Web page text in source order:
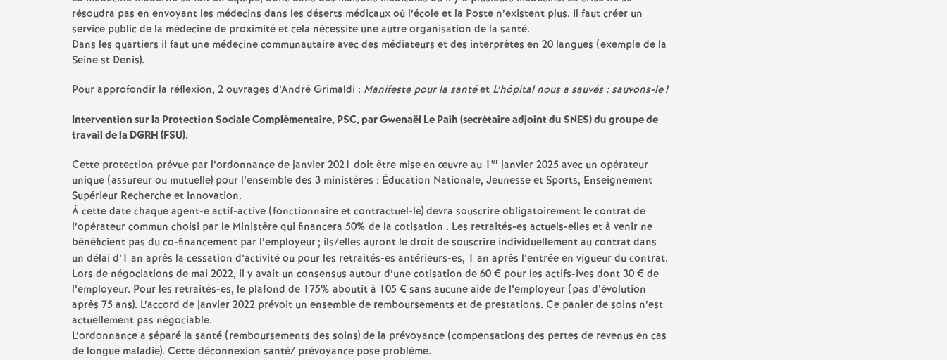
s
T
o
u
r
s
résoudra pas en envoyant les médecins dans les déserts médicaux où l’école et la Poste n’existent plus. Il faut créer un
service public de la médecine de proximité et cela nécessite une autre organisation de la santé.
Dans les quartiers il faut une médecine communautaire avec des médiateurs et des interprètes en 20 langues (exemple de la
Seine st Denis).
Pour approfondir la réflexion, 2 ouvrages d’André Grimaldi : Manifeste pour la santéet L’hôpital nous a sauvés : sauvons-le!
Intervention sur la Protection Sociale Complémentaire, PSC, par Gwenaël Le Paih (secrétaire adjoint du SNES) du groupe de
travail de la DGRH (FSU).
Cette protection prévue par l’ordonnance de janvier 2021 doit être mise en œuvre au 1er janvier 2025 avec un opérateur
unique (assureur ou mutuelle) pour l’ensemble des 3 ministères : Éducation Nationale, Jeunesse et Sports, Enseignement
Supérieur Recherche et Innovation.
À cette date chaque agent-e actif-active (fonctionnaire et contractuel-le) devra souscrire obligatoirement le contrat de
l’opérateur commun choisi par le Ministère qui financera 50% de la cotisation . Les retraités-es actuels-elles et à venir ne
bénéficient pas du co-financement par l’employeur; ils/elles auront le droit de souscrire individuellement au contrat dans
un délai d’1 an après la cessation d’activité ou pour les retraités-es antérieurs-es, 1 an après l’entrée en vigueur du contrat.
Lors de négociations de mai 2022, il y avait un consensus autour d’une cotisation de 60 € pour les actifs-ives dont 30 € de
l’employeur. Pour les retraités-es, le plafond de 175% aboutit à 105 € sans aucune aide de l’employeur (pas d’évolution
après 75 ans). L’accord de janvier 2022 prévoit un ensemble de remboursements et de prestations. Ce panier de soins n’est
actuellement pas négociable.
L’ordonnance a séparé la santé (remboursements des soins) de la prévoyance (compensations des pertes de revenus en cas
de longue maladie). Cette déconnexion santé/ prévoyance pose problème.